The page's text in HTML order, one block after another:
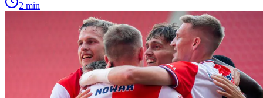
2 min